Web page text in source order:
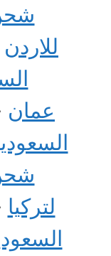
للاردن
عمان
لتركيا